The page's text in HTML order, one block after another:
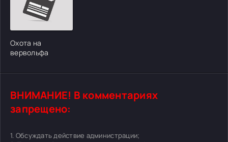
Охота на
вервольфа
ВНИМАНИЕ! В комментариях
запрещено:
1. Обсуждать действие администрации;